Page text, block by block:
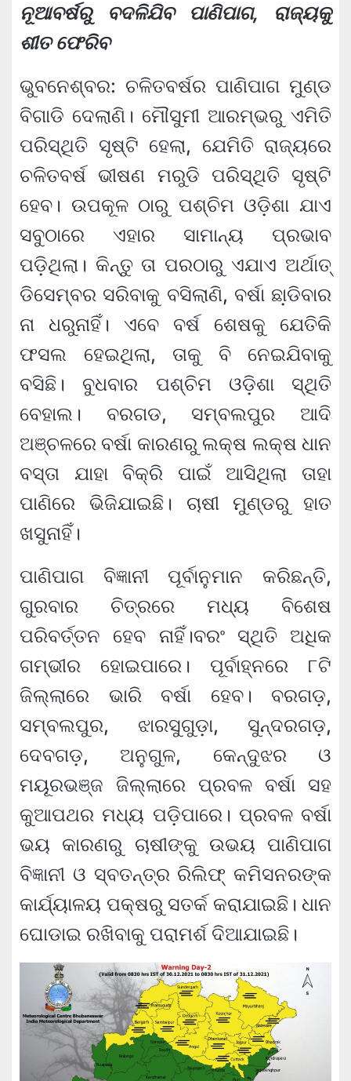
ନୂଆବର୍ଷରୁ ବଦଳିଯିବ ପାଣିପାଗ, ରାଜ୍ୟକୁ
ଶୀତ ଫେରିବ
ଭୁବନେଶ୍ବର: ଚଳିତବର୍ଷର ପାଣିପାଗ ମୁଣ୍ଡ
ବିଗାଡି ଦେଲାଣି। ମୌସୁମୀ ଆରମ୍ଭରୁ ଏମିତି
ପରିସ୍ଥିତି ସୃଷ୍ଟି ହେଲା, ଯେମିତି ରାଜ୍ୟରେ
ଚଳିତବର୍ଷ ଭୀଷଣ ମରୁଡି ପରିସ୍ଥିତି ସୃଷ୍ଟି
ହେବ। ଉପକୂଳ ଠାରୁ ପଶ୍ଚିମ ଓଡ଼ିଶା ଯାଏ
ସବୁଠାରେ ଏହାର ସାମାନ୍ୟ ପ୍ରଭାବ
ପଡ଼ିଥିଲା। କିନ୍ତୁ ତା ପରଠାରୁ ଏଯାଏ ଅର୍ଥାତ୍
ଡିସେମ୍ବର ସରିବାକୁ ବସିଲାଣି, ବର୍ଷା ଛା଼ଡିବାର
ନା ଧରୁନାହିଁ। ଏବେ ବର୍ଷ ଶେଷକୁ ଯେତିକି
ଫସଲ ହେଇଥିଲା, ତାକୁ ବି ନେଇଯିବାକୁ
ବସିଛି। ବୁଧବାର ପଶ୍ଚିମ ଓଡ଼ିଶା ସ୍ଥିତି
ବେହାଲ। ବରଗଡ, ସମ୍ବଲପୁର ଆଦି
ଅଞ୍ଚଳରେ ବର୍ଷା କାରଣରୁ ଲକ୍ଷ ଲକ୍ଷ ଧାନ
ବସ୍ତା ଯାହା ବିକ୍ରି ପାଇଁ ଆସିଥିଲା ତାହା
ପାଣିରେ ଭିଜିଯାଇଛି। ଚାଷୀ ମୁଣ୍ଡରୁ ହାତ
ଖସୁନାହିଁ।
ପାଣିପାଗ ବିଜ୍ଞାନୀ ପୂର୍ବାନୁମାନ କରିଛନ୍ତି,
ଗୁରବାର ଚିତ୍ରରେ ମଧ୍ୟ ବିଶେଷ
ପରିବର୍ତ୍ତନ ହେବ ନାହିଁ।ବରଂ ସ୍ଥିତି ଅଧିକ
ଗମ୍ଭୀର ହୋଇପାରେ। ପୂର୍ବାହ୍ନରେ ୮ଟି
ଜିଲ୍ଲାରେ ଭାରି ବର୍ଷା ହେବ। ବରଗଡ଼,
ସମ୍ବଲପୁର, ଝାରସୁଗୁଡ଼ା, ସୁନ୍ଦରଗଡ଼,
ଦେବଗଡ଼, ଅନୁଗୁଳ, କେନ୍ଦୁଝର ଓ
ମୟୂରଭଞ୍ଜ ଜିଲ୍ଲାରେ ପ୍ରବଳ ବର୍ଷା ସହ
କୁଆପଥର ମଧ୍ୟ ପଡ଼ିପାରେ। ପ୍ରବଳ ବର୍ଷା
ଭୟ କାରଣରୁ ଚାଷୀଙ୍କୁ ଉଭୟ ପାଣିପାଗ
ବିଜ୍ଞାନୀ ଓ ସ୍ବତନ୍ତ୍ର ରିଲିଫ୍ କମିସନରଙ୍କ
କାର୍ଯ୍ୟାଳୟ ପକ୍ଷରୁ ସତର୍କ କରାଯାଇଛି। ଧାନ
ଘୋଡାଇ ରଖିବାକୁ ପରାମର୍ଶ ଦିଆଯାଇଛି।